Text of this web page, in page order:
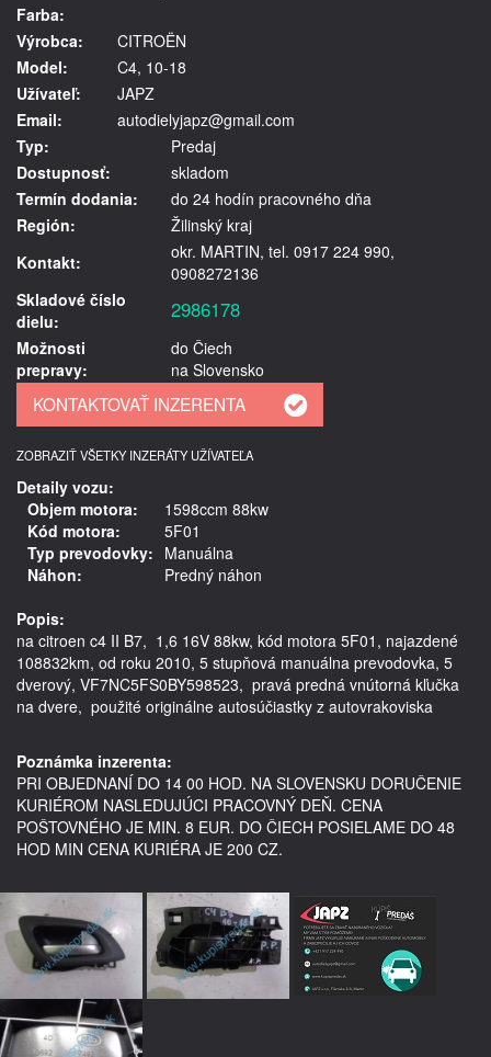
Farba:
Výrobca:
CITROËN
Model:
C4, 10-18
Užívateľ:
JAPZ
Email:
autodielyjapz@gmail.com
Typ:
Predaj
Dostupnosť:
skladom
Termín dodania:
do 24 hodín pracovného dňa
Región:
Žilinský kraj
Kontakt:
okr. MARTIN, tel. 0917 224 990,
0908272136
Skladové číslo
dielu:
2986178
Možnosti
prepravy:
do Čiech
na Slovensko
ZOBRAZIŤ VŠETKY INZERÁTY UŽÍVATEĽA
Detaily vozu:
Objem motora:
1598ccm 88kw
Kód motora:
5F01
Typ prevodovky: Manuálna
Náhon:
Predný náhon
Popis:
na citroen c4 II B7,  1,6 16V 88kw, kód motora 5F01, najazdené
108832km, od roku 2010, 5 stupňová manuálna prevodovka, 5
dverový, VF7NC5FS0BY598523,  pravá predná vnútorná kľučka
na dvere,  použité originálne autosúčiastky z autovrakoviska
Poznámka inzerenta:
PRI OBJEDNANÍ DO 14 00 HOD. NA SLOVENSKU DORUČENIE
KURIÉROM NASLEDUJÚCI PRACOVNÝ DEŇ. CENA
POŠTOVNÉHO JE MIN. 8 EUR. DO ČIECH POSIELAME DO 48
HOD MIN CENA KURIÉRA JE 200 CZ.